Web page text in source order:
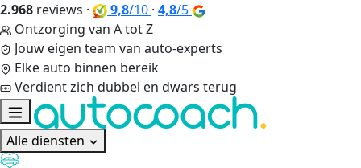
2.968 reviews · 9,8/10 · 4,8/5
Ontzorging van A tot Z
Jouw eigen team van auto-experts
Elke auto binnen bereik
Verdient zich dubbel en dwars terug
Alle diensten